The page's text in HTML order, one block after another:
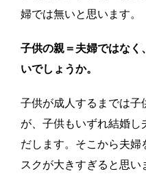
婦では無いと思います。
子供の親＝夫婦ではなく
いでしょうか。
子供が成人するまでは子
が、子供もいずれ結婚し
だします。そこから夫婦
スクが大きすぎると思い